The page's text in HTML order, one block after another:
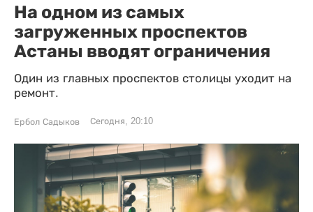
На одном из самых
загруженных проспектов
Астаны вводят ограничения
Один из главных проспектов столицы уходит на
ремонт.
Ербол Садыков Сегодня, 20:10